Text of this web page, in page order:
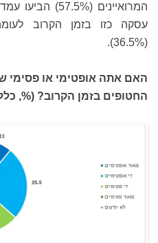
המרואיינים
עסקה כזו בזמן הקרוב
(36.5%).
האם אתה אופטימי או פסימי
החטופים בזמן הקרוב? (%,